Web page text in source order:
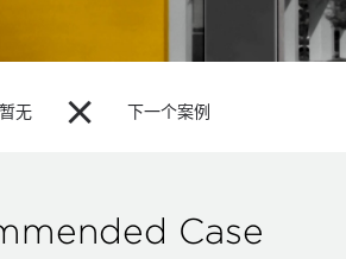
无 下一个案例

Case